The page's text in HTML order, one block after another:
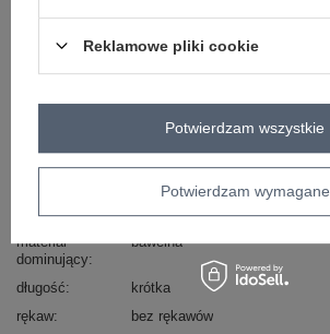
skład materiału : 65% bawełna, 35% poliester
okazja
codzienne
dominujący
kwiaty
materiał
dominujący
bawełna
długość
krótka
rękaw
bez rękawów
Reklamowe pliki cookie
Potwierdzam wymagane
Potwierdzam wszystkie